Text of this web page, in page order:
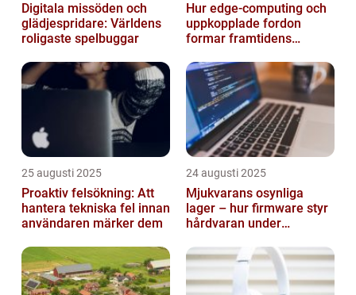
Digitala missöden och
glädjespridare: Världens
roligaste spelbuggar
Hur edge‑computing och
uppkopplade fordon
formar framtidens
25 augusti 2025
Proaktiv felsökning: Att
hantera tekniska fel innan
användaren märker dem
24 augusti 2025
Mjukvarans osynliga
lager – hur firmware styr
hårdvaran under